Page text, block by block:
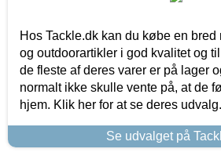
Hos Tackle.dk kan du købe en
og outdoorartikler i god kvalitet og
de fleste af deres varer er på lager
normalt ikke skulle vente på, at de
hjem. Klik her for at se deres udvalg.
Se udvalget på